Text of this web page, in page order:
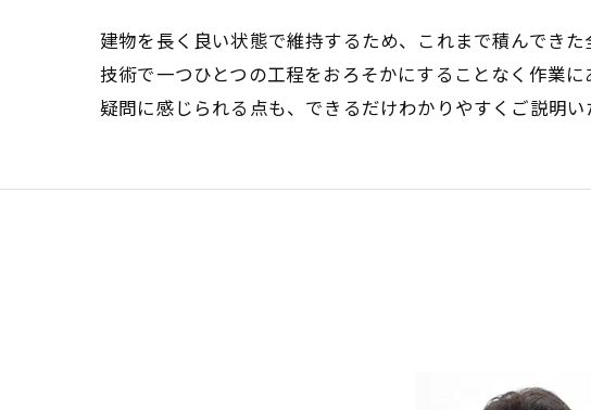
建物を長く良い状態で維持するため、これまで積んでき
技術で一つひとつの工程をおろそかにすることなく作業
疑問に感じられる点も、できるだけわかりやすくご説明